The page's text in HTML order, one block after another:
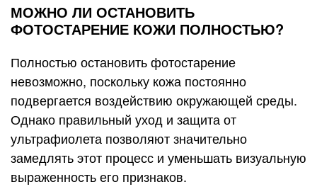
МОЖНО ЛИ ОСТАНОВИТЬ
ФОТОСТАРЕНИЕ КОЖИ ПОЛНОСТЬЮ?
Полностью остановить фотостарение
невозможно, поскольку кожа постоянно
подвергается воздействию окружающей среды.
Однако правильный уход и защита от
ультрафиолета позволяют значительно
замедлять этот процесс и уменьшать визуальную
выраженность его признаков.